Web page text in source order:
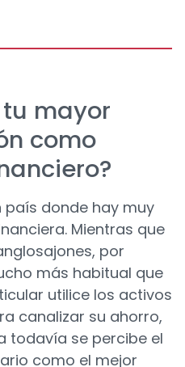
mayor
como
país donde hay muy
Mientras que
por
más habitual que
utilice los activos
canalizar su ahorro,
todavía se percibe el
como el mejor